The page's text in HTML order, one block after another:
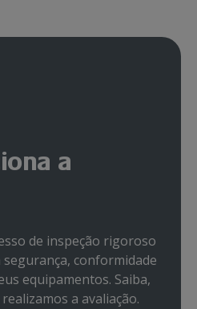
a
de inspeção rigoroso
conformidade
equipamentos. Saiba,
a avaliação.